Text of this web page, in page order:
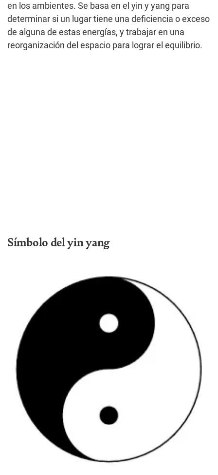
en los ambientes. Se basa en el yin y yang para
determinar si un lugar tiene una deficiencia o exceso
de alguna de estas energías, y trabajar en una
reorganización del espacio para lograr el equilibrio.
Símbolo del yin yang